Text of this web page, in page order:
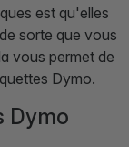
est qu'elles
sorte que vous
vous permet de
Dymo.
Dymo